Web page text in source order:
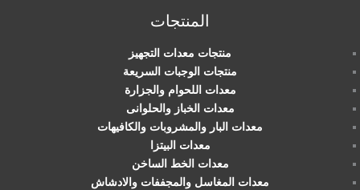
المنتجات
منتجات معدات التجهيز
منتجات الوجبات السريعة
معدات اللحوام والجزارة
معدات الخباز والحلوانى
معدات البار والمشروبات والكافيهات
معدات البيتزا
معدات الخط الساخن
معدات المغاسل والمجففات والادشاش